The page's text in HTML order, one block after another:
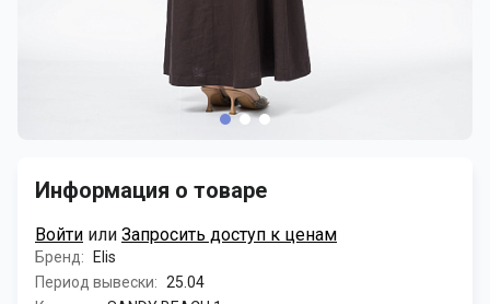
Информация о товаре
Войти или Запросить доступ к ценам
Бренд:
Elis
Период вывески: 25.04